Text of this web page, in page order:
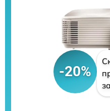
-20%